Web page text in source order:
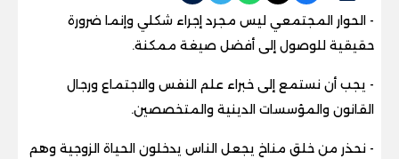
- الحوار المجتمعي ليس مجرد إجراء شكلي وإنما ضرورة
حقيقية للوصول إلى أفضل صيغة ممكنة.
- يجب أن نستمع إلى خبراء علم النفس والاجتماع ورجال
القانون والمؤسسات الدينية والمتخصصين.
- نحذر من خلق مناخ يجعل الناس يدخلون الحياة الزوجية وهم